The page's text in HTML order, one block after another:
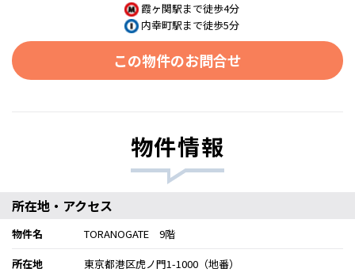
霞ヶ関駅まで徒歩4分
内幸町駅まで徒歩5分
この物件のお問合せ
物件情報
所在地・アクセス
物件名
TORANOGATE 9階
所在地
東京都港区虎ノ門1-1000（地番）